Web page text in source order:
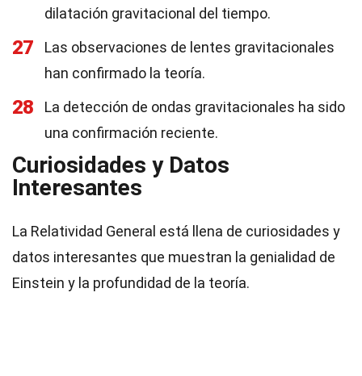
dilatación gravitacional del tiempo.
27
Las observaciones de lentes gravitacionales
han confirmado la teoría.
28
La detección de ondas gravitacionales ha sido
una confirmación reciente.
Curiosidades y Datos
Interesantes
La Relatividad General está llena de curiosidades y
datos interesantes que muestran la genialidad de
Einstein y la profundidad de la teoría.